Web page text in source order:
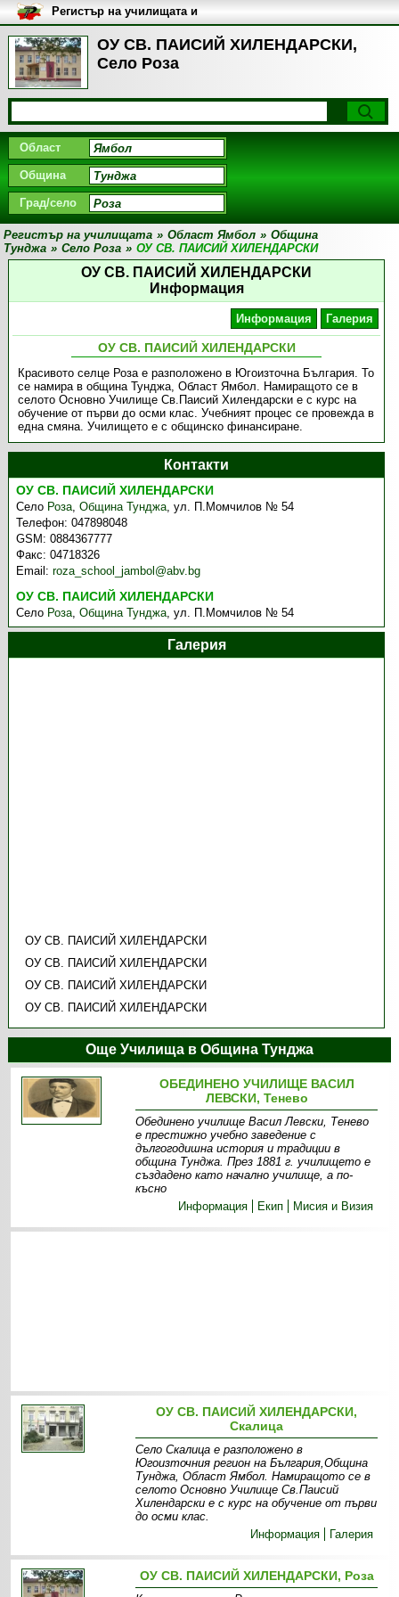
ОУ СВ. ПАИСИЙ ХИЛЕНДАРСКИ,
Село Роза
Регистър на училищата и
университетите в България
Област
Община
Град/село
Регистър на училищата » Област Ямбол » Община
Тунджа » Село Роза » ОУ СВ. ПАИСИЙ ХИЛЕНДАРСКИ
ОУ СВ. ПАИСИЙ ХИЛЕНДАРСКИ
Информация
Информация Галерия
ОУ СВ. ПАИСИЙ ХИЛЕНДАРСКИ
Красивото селце Роза е разположено в Югоизточна България. То
се намира в община Тунджа, Област Ямбол. Намиращото се в
селото Основно Училище Св.Паисий Хилендарски е с курс на
обучение от първи до осми клас. Учебният процес се провежда в
една смяна. Училището е с общинско финансиране.
Контакти
ОУ СВ. ПАИСИЙ ХИЛЕНДАРСКИ
Село Роза,Община Тунджа,ул. П.Момчилов № 54
Телефон:047898048
GSM:0884367777
Факс:04718326
Email:roza_school_jambol@abv.bg
ОУ СВ. ПАИСИЙ ХИЛЕНДАРСКИ
Село Роза,Община Тунджа,ул. П.Момчилов № 54
Галерия
ОУ СВ. ПАИСИЙ ХИЛЕНДАРСКИ
ОУ СВ. ПАИСИЙ ХИЛЕНДАРСКИ
ОУ СВ. ПАИСИЙ ХИЛЕНДАРСКИ
ОУ СВ. ПАИСИЙ ХИЛЕНДАРСКИ
Още Училища в Община Тунджа
ОБЕДИНЕНО УЧИЛИЩЕ ВАСИЛ
ЛЕВСКИ, Тенево
Обединено училище Васил Левски, Тенево
е престижно учебно заведение с
дългогодишна история и традиции в
община Тунджа. През 1881 г. училището е
създадено като начално училище, а по-
късно
Информация
Екип Мисия и Визия
ОУ СВ. ПАИСИЙ ХИЛЕНДАРСКИ,
Скалица
Село Скалица е разположено в
Югоизточния регион на България,Община
Тунджа, Област Ямбол. Намиращото се в
селото Основно Училище Св.Паисий
Хилендарски е с курс на обучение от първи
до осми клас.
Информация
Галерия
ОУ СВ. ПАИСИЙ ХИЛЕНДАРСКИ, Роза